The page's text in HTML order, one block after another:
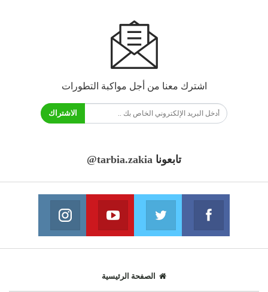
اشترك معنا من أجل مواكبة التطورات
الاشتراك
تابعونا @tarbia.zakia
فايسبوك
انضم الينا انضم الينا
يوتيوب
انضم الينا
الصفحة الرئيسية